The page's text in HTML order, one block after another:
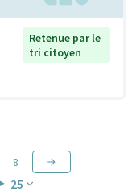
Retenue par le
tri citoyen
25
8